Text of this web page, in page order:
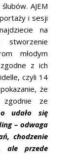
AJEM
i sesji
na
młodym
z ich
czyli 14
że
zgodnie ze
udało się
– odwaga
chodzenie
ale przede